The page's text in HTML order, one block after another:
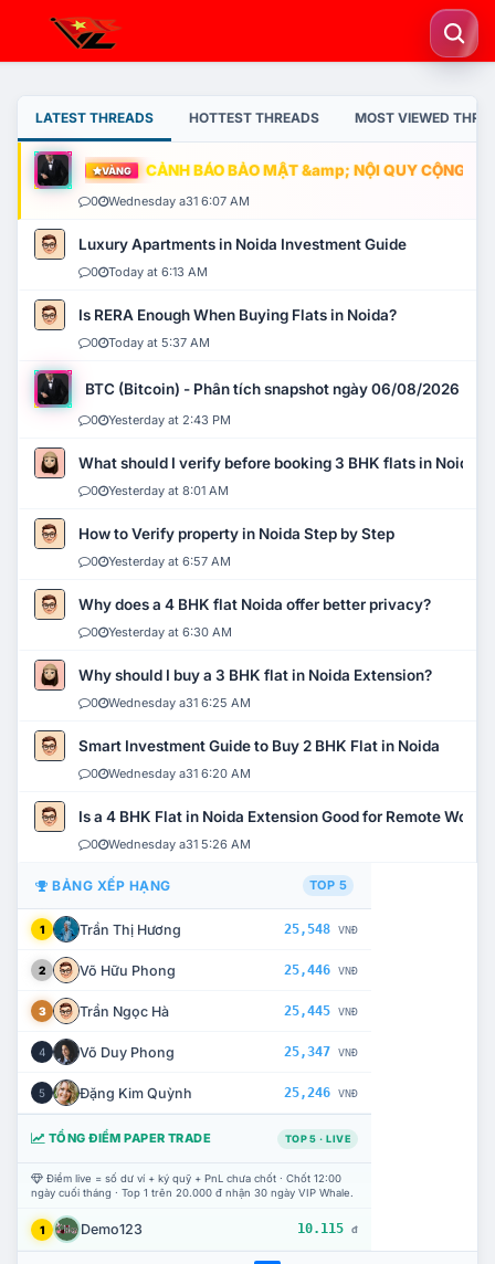
LATEST THREADS HOTTEST THREADS MOST VIEWED
VÀNG CẢNH BÁO BẢO MẬT &amp; NỘI QUY CỘNG
0 Wednesday a31 6:07 AM
Luxury Apartments in Noida Investment Guide
0 Today at 6:13 AM
Is RERA Enough When Buying Flats in Noida?
0 Today at 5:37 AM
BTC (Bitcoin) - Phân tích snapshot ngày 06/08/2026
0 Yesterday at 2:43 PM
What should I verify before booking 3 BHK flats in Noida?
0 Yesterday at 8:01 AM
How to Verify property in Noida Step by Step
0 Yesterday at 6:57 AM
Why does a 4 BHK flat Noida offer better privacy?
0 Yesterday at 6:30 AM
Why should I buy a 3 BHK flat in Noida Extension?
0 Wednesday a31 6:25 AM
Smart Investment Guide to Buy 2 BHK Flat in Noida
0 Wednesday a31 6:20 AM
Is a 4 BHK Flat in Noida Extension Good for Remote Work?
0 Wednesday a31 5:26 AM
BẢNG XẾP HẠNG TOP 5
1 Trần Thị Hương 25,548 VNĐ
2 Võ Hữu Phong 25,446 VNĐ
3 Trần Ngọc Hà 25,445 VNĐ
4 Võ Duy Phong 25,347 VNĐ
5 Đặng Kim Quỳnh 25,246 VNĐ
TỔNG ĐIỂM PAPER TRADE TOP 5 · LIVE
Điểm live = số dư ví + ký quỹ + PnL chưa chốt · Chốt 12:00
ngày cuối tháng · Top 1 trên 20.000 đ nhận 30 ngày VIP Whale.
1 Demo123 10.115 đ